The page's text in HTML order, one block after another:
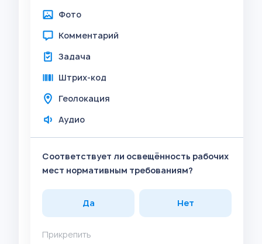
Фото
Комментарий
Задача
Штрих-код
Геолокация
Аудио
Соответствует ли освещённость рабочих
мест нормативным требованиям?
Да Нет
Прикрепить